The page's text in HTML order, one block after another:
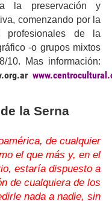
a la preservación y
comenzando por la
profesionales de la
-o grupos mixtos
10. Mas información:
la Serna
de cualquier
el que más y, en el
estaría dispuesto a
de cualquiera de los
nada a nadie, sin